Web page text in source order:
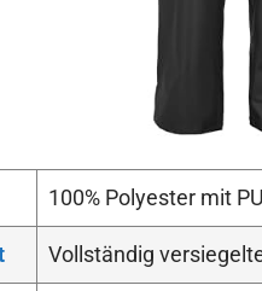
100% Polyester mit
Vollständig